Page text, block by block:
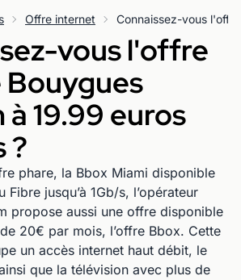
Offre internet
vous l'offre
Bouygues
à 19.99 euros
?
phare, la Bbox Miami disponible
Fibre jusqu’à 1Gb/s, l’opérateur
propose aussi une offre disponible
20€ par mois, l’offre Bbox. Cette
un accès internet haut débit, le
que la télévision avec plus de